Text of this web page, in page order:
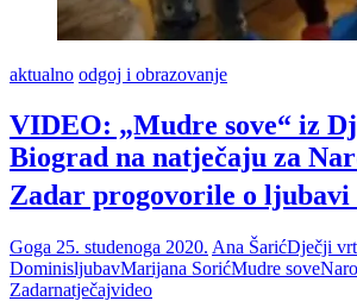
aktualno odgoj i obrazovanje
VIDEO: „Mudre sove“ iz
Biograd na natječaju za
Zadar progovorile o ljubavi
Goga 25. studenoga 2020. Ana ŠarićDječji
DominisljubavMarijana SorićMudre sove
Zadarnatječajvideo